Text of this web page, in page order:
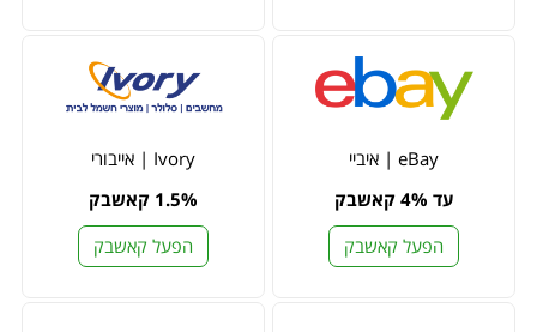
eBay | איביי
עד 4% קאשבק
הפעל קאשבק
Ivory | אייבורי
1.5% קאשבק
הפעל קאשבק